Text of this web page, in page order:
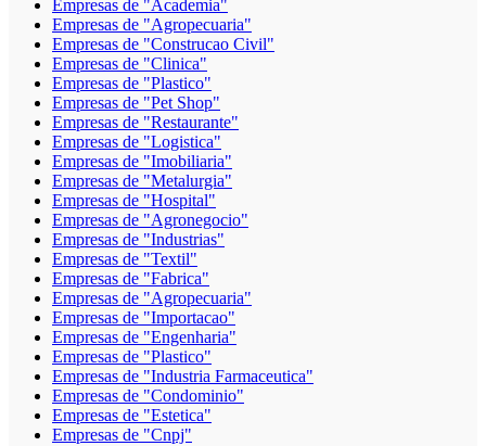
Empresas de "Academia"
Empresas de "Agropecuaria"
Empresas de "Construcao Civil"
Empresas de "Clinica"
Empresas de "Plastico"
Empresas de "Pet Shop"
Empresas de "Restaurante"
Empresas de "Logistica"
Empresas de "Imobiliaria"
Empresas de "Metalurgia"
Empresas de "Hospital"
Empresas de "Agronegocio"
Empresas de "Industrias"
Empresas de "Textil"
Empresas de "Fabrica"
Empresas de "Agropecuaria"
Empresas de "Importacao"
Empresas de "Engenharia"
Empresas de "Plastico"
Empresas de "Industria Farmaceutica"
Empresas de "Condominio"
Empresas de "Estetica"
Empresas de "Cnpj"